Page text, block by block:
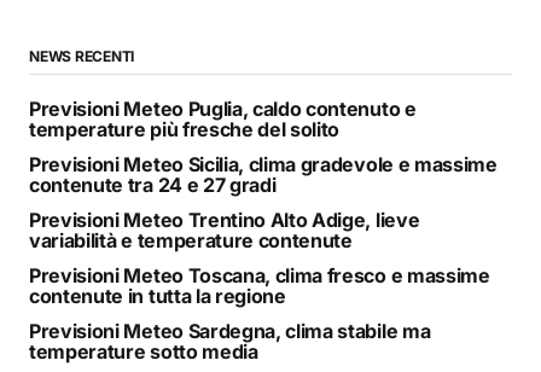
NEWS RECENTI
Previsioni Meteo Puglia, caldo contenuto e
temperature più fresche del solito
Previsioni Meteo Sicilia, clima gradevole e massime
contenute tra 24 e 27 gradi
Previsioni Meteo Trentino Alto Adige, lieve
variabilità e temperature contenute
Previsioni Meteo Toscana, clima fresco e massime
contenute in tutta la regione
Previsioni Meteo Sardegna, clima stabile ma
temperature sotto media